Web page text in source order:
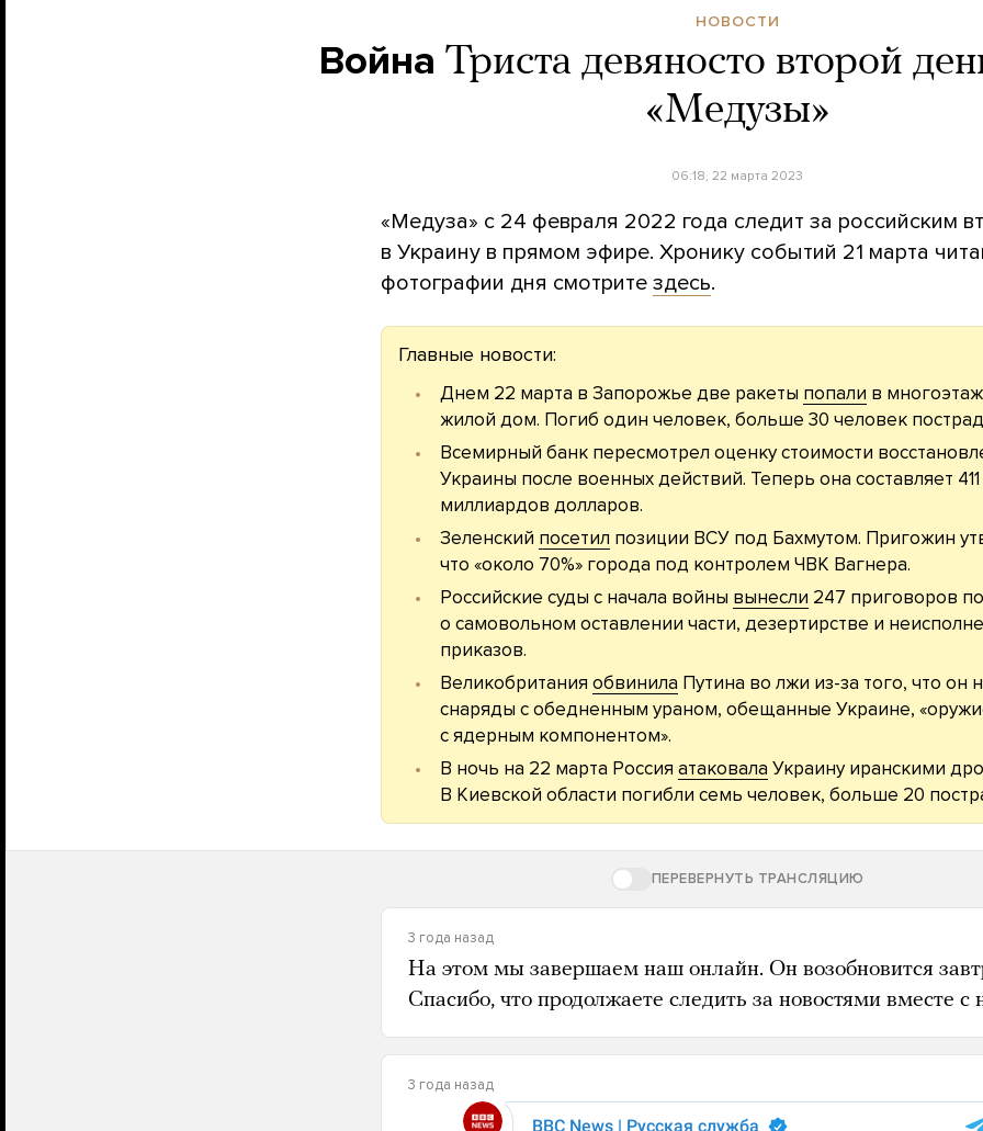
НОВОСТИ
Война Триста девяносто второй
«Медузы»
06:18, 22 марта 2023
«Медуза» с 24 февраля 2022 года следит за российским
в Украину в прямом эфире. Хронику событий 21 марта
фотографии дня смотрите здесь.
Главные новости:
Днем 22 марта в Запорожье две ракеты попали в
жилой дом. Погиб один человек, больше 30 человек
Всемирный банк пересмотрел оценку стоимости
Украины после военных действий. Теперь она составляет 411
миллиардов долларов.
Зеленский посетил позиции ВСУ под Бахмутом. Пригожин
что «около 70%» города под контролем ЧВК Вагнера.
Российские суды с начала войны вынесли 247 приговоров
о самовольном оставлении части, дезертирстве и
приказов.
Великобритания обвинила Путина во лжи из-за того, что он
снаряды с обедненным ураном, обещанные Украине,
с ядерным компонентом».
В ночь на 22 марта Россия атаковала Украину иранскими
В Киевской области погибли семь человек, больше 20
ПЕРЕВЕРНУТЬ ТРАНСЛЯЦИЮ
3 года назад
На этом мы завершаем наш онлайн. Он возобновится
Спасибо, что продолжаете следить за новостями вместе с
3 года назад